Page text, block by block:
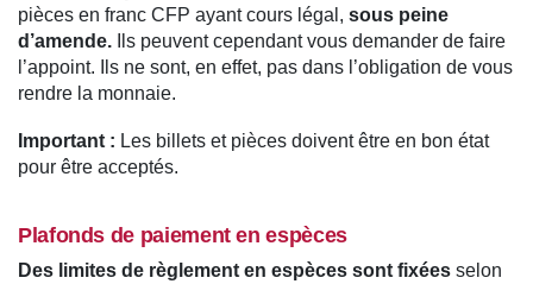
pièces en franc CFP ayant cours légal, sous peine
d’amende. Ils peuvent cependant vous demander de faire
l’appoint. Ils ne sont, en effet, pas dans l’obligation de vous
rendre la monnaie.
Important : Les billets et pièces doivent être en bon état
pour être acceptés.
Plafonds de paiement en espèces
Des limites de règlement en espèces sont fixées selon